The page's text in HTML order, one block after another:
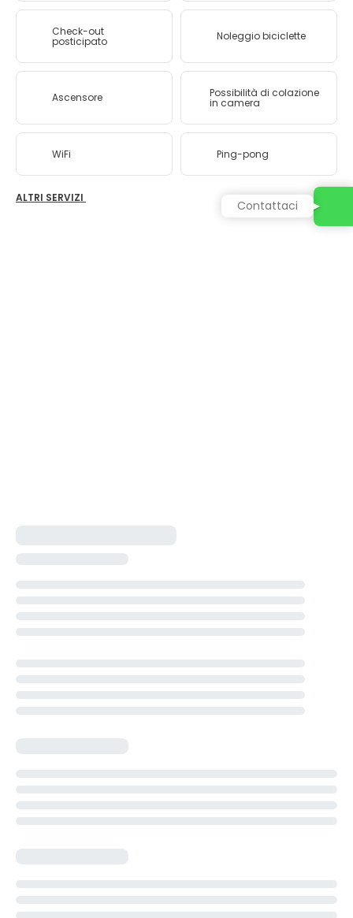
Check-out
posticipato Noleggio biciclette
Ascensore Possibilità di colazione
in camera
WiFi Ping-pong
ALTRI SERVIZI
Contattaci